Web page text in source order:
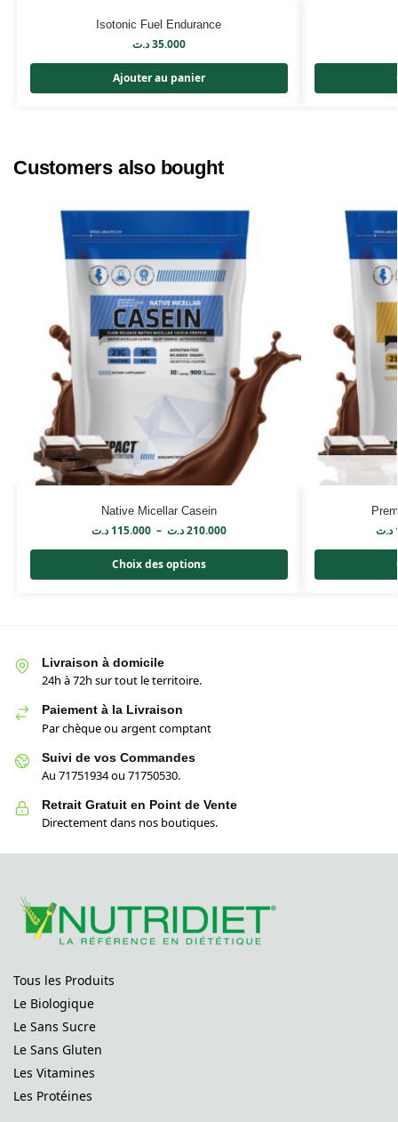
Isotonic Fuel Endurance
35.000د.ت
Ajouter au panier
Customers also bought
Native Micellar Casein
115.000 د.ت – 210.000د.ت
Choix des options
د.ت
Livraison à domicile
24h à 72h sur tout le territoire.
Paiement à la Livraison
Par chèque ou argent comptant
Suivi de vos Commandes
Au 71751934 ou 71750530.
Retrait Gratuit en Point de Vente
Directement dans nos boutiques.
Tous les Produits
Le Biologique
Le Sans Sucre
Le Sans Gluten
Les Vitamines
Les Protéines